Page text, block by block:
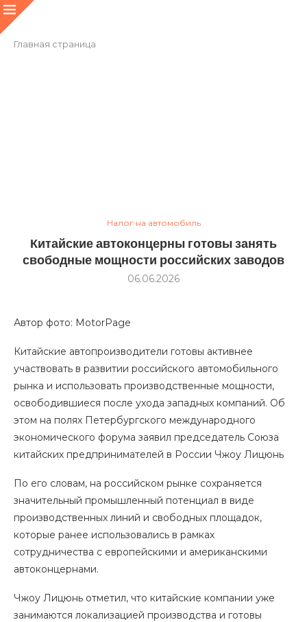
Главная страница
Налог на автомобиль
Китайские автоконцерны готовы занять
свободные мощности российских заводов
06.06.2026
Автор фото: MotorPage
Китайские автопроизводители готовы активнее
участвовать в развитии российского автомобильного
рынка и использовать производственные мощности,
освободившиеся после ухода западных компаний. Об
этом на полях Петербургского международного
экономического форума заявил председатель Союза
китайских предпринимателей в России Чжоу Лицюнь
По его словам, на российском рынке сохраняется
значительный промышленный потенциал в виде
производственных линий и свободных площадок,
которые ранее использовались в рамках
сотрудничества с европейскими и американскими
автоконцернами.
Чжоу Лицюнь отметил, что китайские компании уже
занимаются локализацией производства и готовы